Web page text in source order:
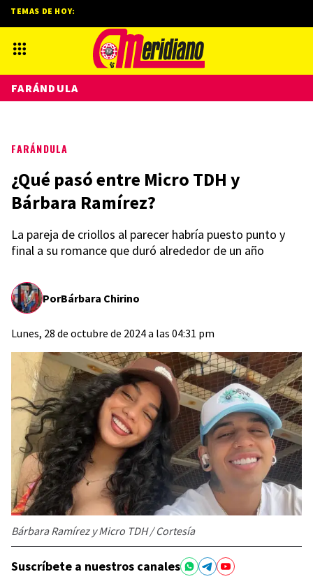
FARÁNDULA
¿Qué pasó entre Micro TDH y
Bárbara Ramírez?
La pareja de criollos al parecer habría puesto punto y
final a su romance que duró alrededor de un año
PorBárbara Chirino
Lunes, 28 de octubre de 2024 a las 04:31 pm
Bárbara Ramírez y Micro TDH / Cortesía
Suscríbete a nuestros canales
TEMAS DE HOY:
FARÁNDULA